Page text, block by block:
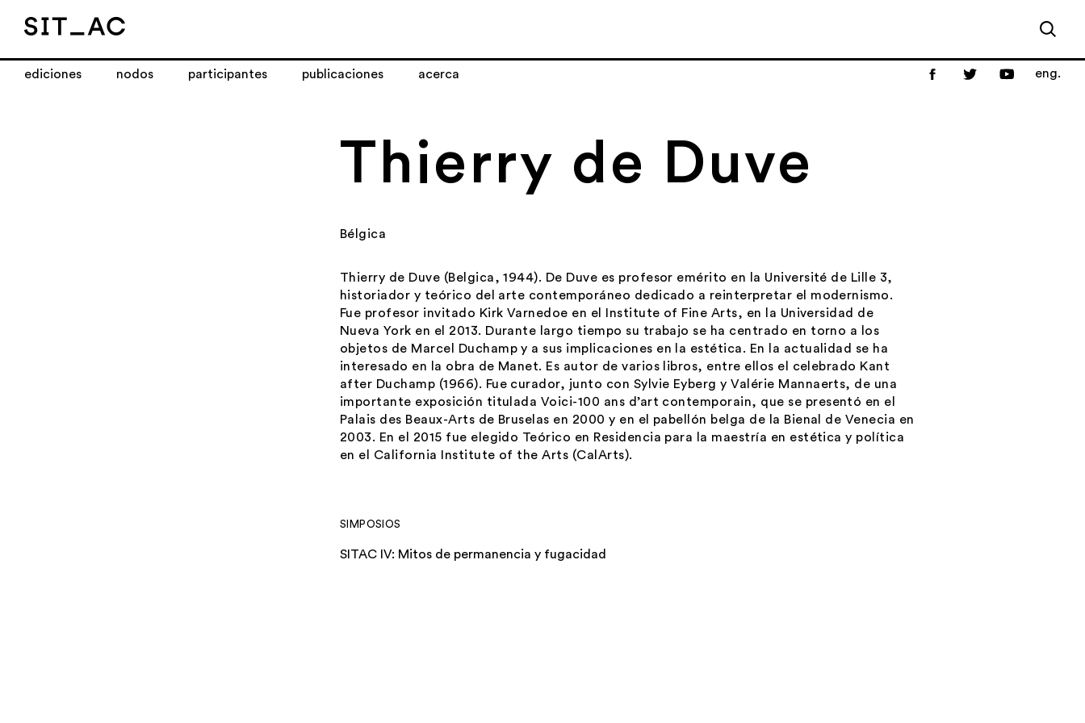
eng.
ediciones nodos participantes publicaciones acerca
Thierry de Duve
Bélgica
Thierry de Duve (Belgica, 1944). De Duve es profesor emérito en la Université de Lille 3,
historiador y teórico del arte contemporáneo dedicado a reinterpretar el modernismo.
Fue profesor invitado Kirk Varnedoe en el Institute of Fine Arts, en la Universidad de
Nueva York en el 2013. Durante largo tiempo su trabajo se ha centrado en torno a los
objetos de Marcel Duchamp y a sus implicaciones en la estética. En la actualidad se ha
interesado en la obra de Manet. Es autor de varios libros, entre ellos el celebrado Kant
after Duchamp (1966). Fue curador, junto con Sylvie Eyberg y Valérie Mannaerts, de una
importante exposición titulada Voici-100 ans d’art contemporain, que se presentó en el
Palais des Beaux-Arts de Bruselas en 2000 y en el pabellón belga de la Bienal de Venecia en
2003. En el 2015 fue elegido Teórico en Residencia para la maestría en estética y política
en el California Institute of the Arts (CalArts).
SIMPOSIOS
SITAC IV: Mitos de permanencia y fugacidad